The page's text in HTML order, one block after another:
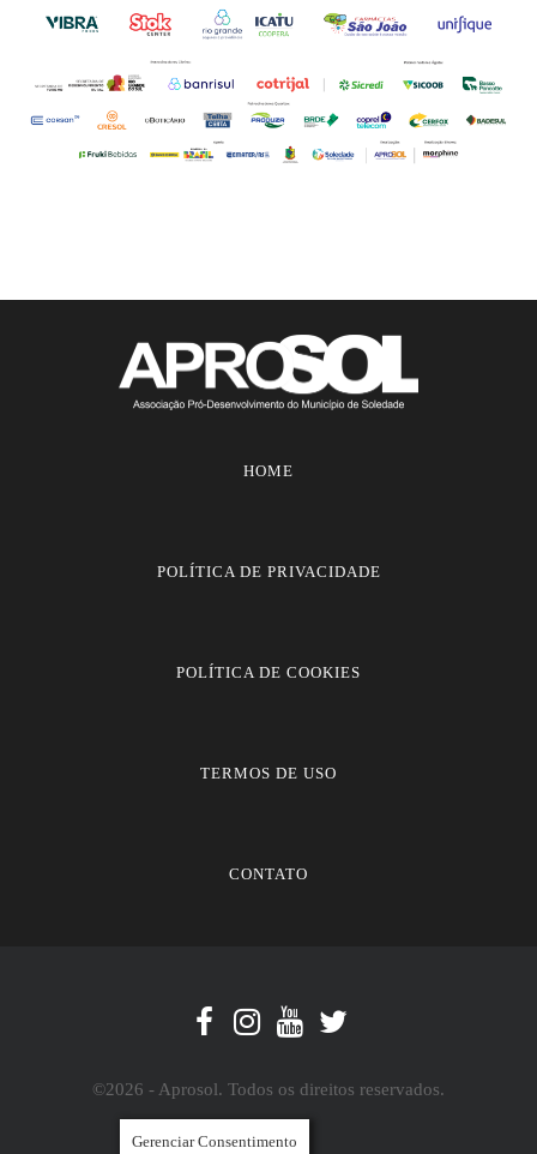
HOME
POLÍTICA DE PRIVACIDADE
POLÍTICA DE COOKIES
TERMOS DE USO
CONTATO
©2026 - Aprosol. Todos os direitos reservados.
Gerenciar Consentimento